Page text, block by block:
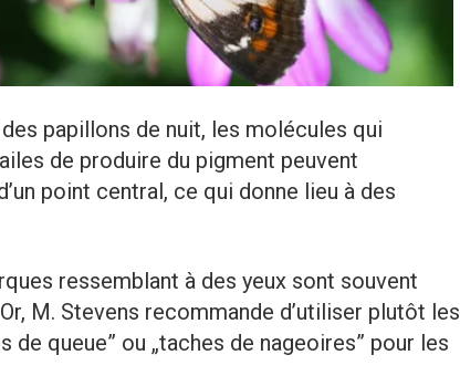
papillons de nuit, les molécules qui
de produire du pigment peuvent
point central, ce qui donne lieu à des
ressemblant à des yeux sont souvent
M. Stevens recommande d’utiliser plutôt les
de queue” ou „taches de nageoires” pour les